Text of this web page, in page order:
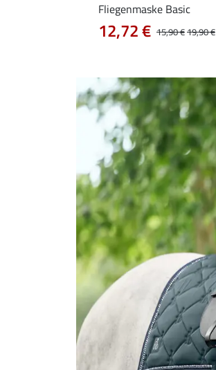
Fliegenmaske Basic
15,90 €19,90 €
12,72 €